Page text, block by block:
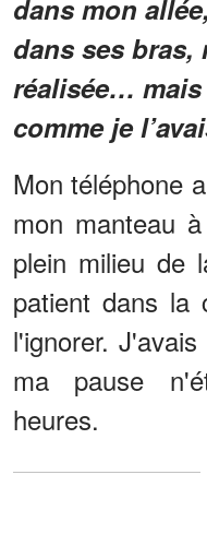
dans mon
dans ses bras,
réalisée…
comme je
Mon téléphone
mon manteau
plein milieu de
patient dans la
l'ignorer.
ma pause
heures.